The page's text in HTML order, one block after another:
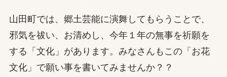
山田町では、郷土芸能に演舞してもらうことで、
邪気を祓い、お清めし、今年１年の無事を祈願を
する「文化」があります。みなさんもこの「お花
文化」で願い事を書いてみませんか？？